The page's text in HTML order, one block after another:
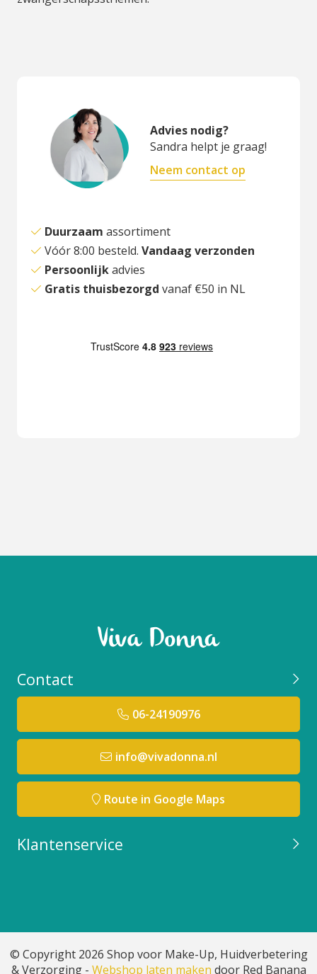
Advies nodig?
Sandra helpt je graag!
Neem contact op
Duurzaam assortiment
Vóór 8:00 besteld. Vandaag verzonden
Persoonlijkadvies
Gratis thuisbezorgd vanaf €50 in NL
Contact
06-24190976
info@vivadonna.nl
Route in Google Maps
Klantenservice
© Copyright 2026 Shop voor Make-Up, Huidverbetering
& Verzorging - Webshop laten maken door Red Banana